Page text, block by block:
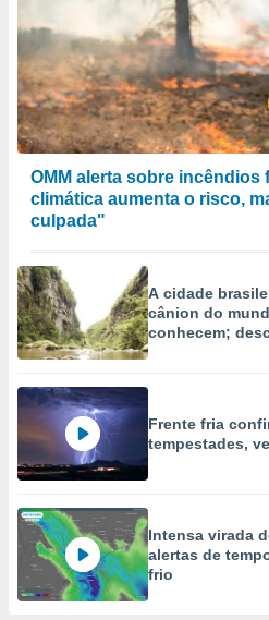
OMM alerta sobre
climática aumenta o risco,
culpada"
A cidade
cânion do
conhecem;
Frente fria
tempestades,
Intensa virada
alertas de
frio